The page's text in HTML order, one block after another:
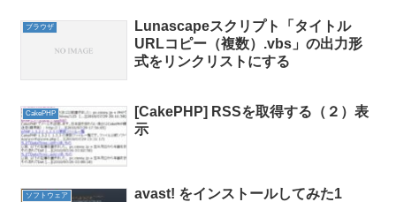
ブラウザ
Lunascapeスクリプト「タイトル
URLコピー（複数）.vbs」の出力形
式をリンクリストにする
CakePHP
[CakePHP] RSSを取得する（２）表
示
ソフトウェア avast! をインストールしてみた1